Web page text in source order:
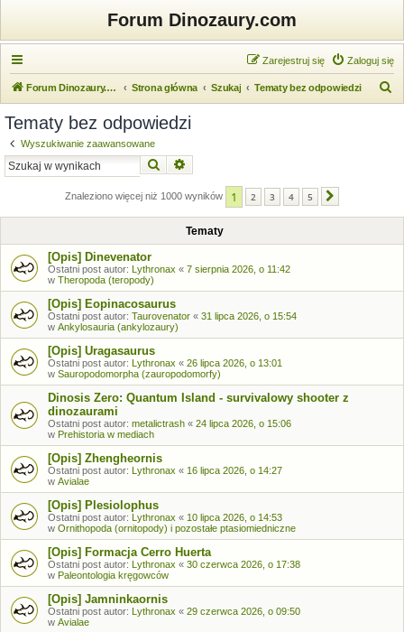
Forum Dinozaury.com
Zaloguj się
Zarejestruj się
Forum Dinozaury.com Strona główna Szukaj Tematy bez odpowiedzi
Tematy bez odpowiedzi
Wyszukiwanie zaawansowane
Szukaj
Znaleziono więcej niż 1000 wyników 1 2 3 4 5
Tematy
[Opis] Dinevenator
Ostatni post autor: Lythronax « 7 sierpnia 2026, o 11:42
w Theropoda (teropody)
[Opis] Eopinacosaurus
Ostatni post autor: Taurovenator « 31 lipca 2026, o 15:54
w Ankylosauria (ankylozaury)
[Opis] Uragasaurus
Ostatni post autor: Lythronax « 26 lipca 2026, o 13:01
w Sauropodomorpha (zauropodomorfy)
Dinosis Zero: Quantum Island - survivalowy shooter z
dinozaurami
Ostatni post autor: metalictrash « 24 lipca 2026, o 15:06
w Prehistoria w mediach
[Opis] Zhengheornis
Ostatni post autor: Lythronax « 16 lipca 2026, o 14:27
w Avialae
[Opis] Plesiolophus
Ostatni post autor: Lythronax « 10 lipca 2026, o 14:53
w Ornithopoda (ornitopody) i pozostałe ptasiomiedniczne
[Opis] Formacja Cerro Huerta
Ostatni post autor: Lythronax « 30 czerwca 2026, o 17:38
w Paleontologia kręgowców
[Opis] Jamninkaornis
Ostatni post autor: Lythronax « 29 czerwca 2026, o 09:50
w Avialae